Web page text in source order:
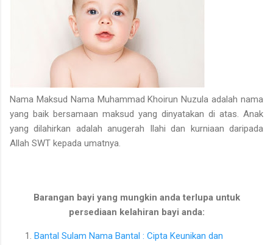
Nama Maksud Nama Muhammad Khoirun Nuzula adalah nama
yang baik bersamaan maksud yang dinyatakan di atas. Anak
yang dilahirkan adalah anugerah Ilahi dan kurniaan daripada
Allah SWT kepada umatnya.
Barangan bayi yang mungkin anda terlupa untuk
persediaan kelahiran bayi anda:
Bantal Sulam Nama Bantal : Cipta Keunikan dan